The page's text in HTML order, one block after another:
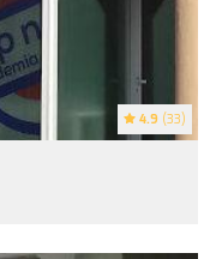
4.9 (33)